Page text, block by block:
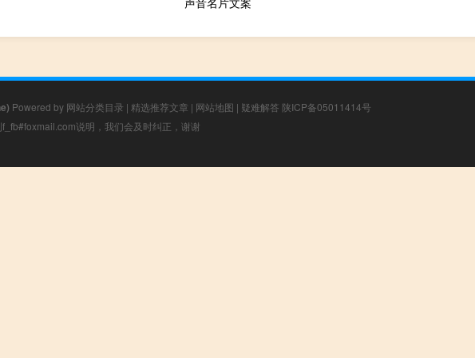
Powered by 网站分类目录 | 精选推荐文章 | 网站地图 | 疑难解答 陕ICP备05011414号
说明，我们会及时纠正，谢谢